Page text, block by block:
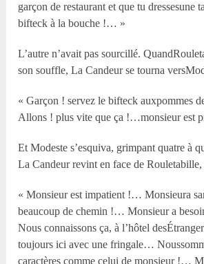
garçon de restaurant et que tu dressesune
bifteck à la bouche !… »
L’autre n’avait pas sourcillé.
son souffle, La Candeur se tourna
« Garçon ! servez le bifteck auxpommes
Allons ! plus vite que ça !…monsieur est
Et Modeste s’esquiva, grimpant quatre à
La Candeur revint en face de
« Monsieur est impatient !… Monsieura
beaucoup de chemin !… Monsieur a
Nous connaissons ça, à l’hôtel
toujours ici avec une fringale…
caractères comme celui de monsieur !…